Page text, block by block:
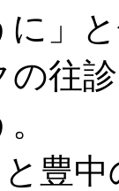
に」
往
豊